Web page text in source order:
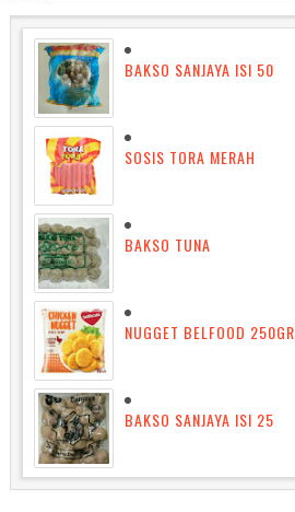
BAKSO SANJAYA ISI 50
SOSIS TORA MERAH
BAKSO TUNA
NUGGET BELFOOD 250GR
BAKSO SANJAYA ISI 25